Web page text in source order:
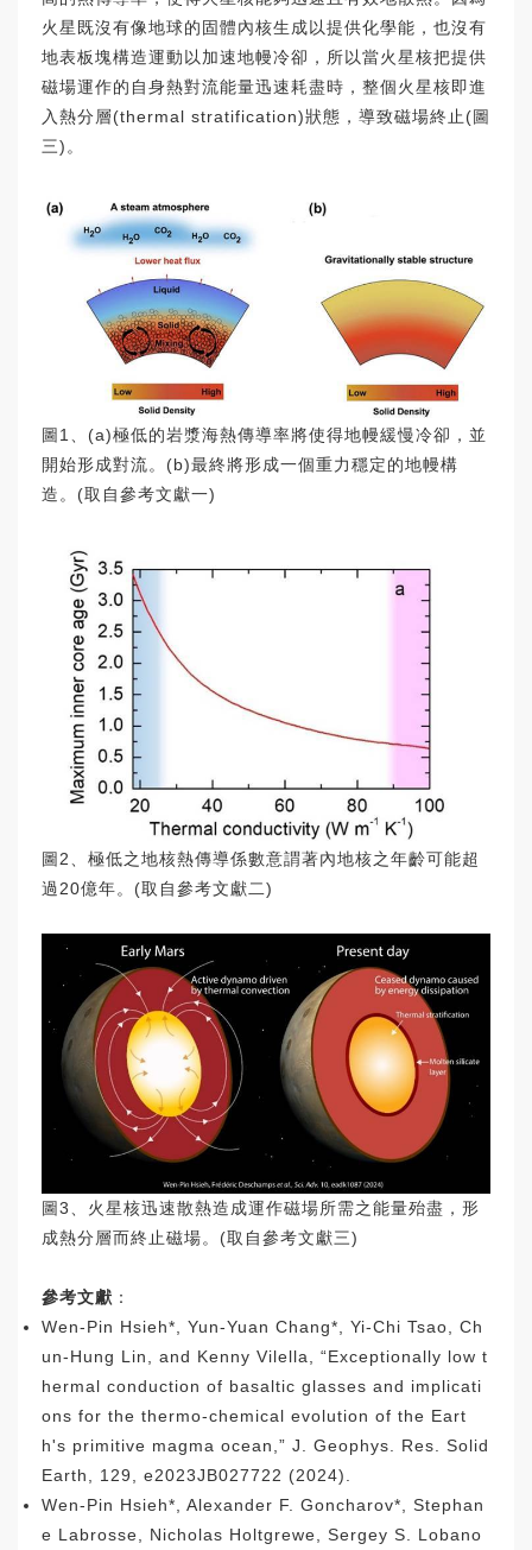
火星既沒有像地球的固體內核生成以提供化學能，也沒有
地表板塊構造運動以加速地幔冷卻，所以當火星核把提供
磁場運作的自身熱對流能量迅速耗盡時，整個火星核即進
入熱分層(thermal stratification)狀態，導致磁場終止(圖
三)。
圖1、(a)極低的岩漿海熱傳導率將使得地幔緩慢冷卻，並
開始形成對流。(b)最終將形成一個重力穩定的地幔構
造。(取自參考文獻一)
圖2、極低之地核熱傳導係數意謂著內地核之年齡可能超
過20億年。(取自參考文獻二)
圖3、火星核迅速散熱造成運作磁場所需之能量殆盡，形
成熱分層而終止磁場。(取自參考文獻三)
參考文獻 ：
Wen-Pin Hsieh*, Yun-Yuan Chang*, Yi-Chi Tsao, Ch
un-Hung Lin, and Kenny Vilella, “Exceptionally low t
hermal conduction of basaltic glasses and implicati
ons for the thermo-chemical evolution of the Eart
h's primitive magma ocean,” J. Geophys. Res. Solid
Earth, 129, e2023JB027722 (2024).
Wen-Pin Hsieh*, Alexander F. Goncharov*, Stephan
e Labrosse, Nicholas Holtgrewe, Sergey S. Lobano